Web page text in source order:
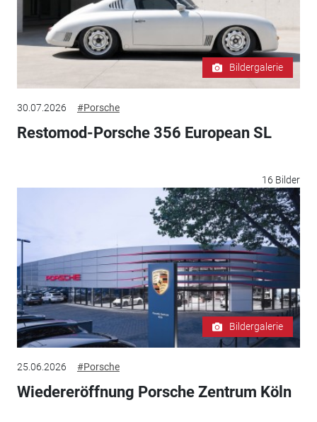
Bildergalerie
30.07.2026 #Porsche
Restomod-Porsche 356 European SL
16 Bilder
Bildergalerie
25.06.2026 #Porsche
Wiedereröffnung Porsche Zentrum Köln